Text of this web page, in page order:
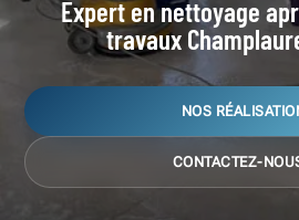
Expert en nettoyage
travaux
NOS
CONTACTEZ-